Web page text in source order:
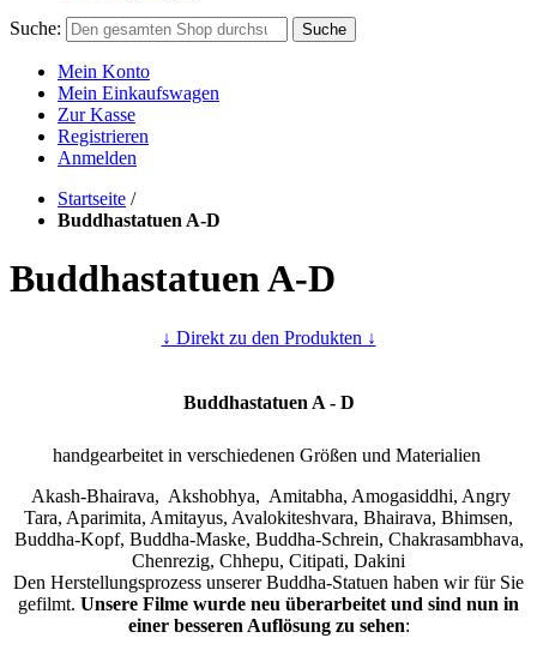
Suche: Suche
Mein Konto
Mein Einkaufswagen
Zur Kasse
Registrieren
Anmelden
Startseite /
Buddhastatuen A-D
Buddhastatuen A-D
↓ Direkt zu den Produkten ↓
Buddhastatuen A - D
handgearbeitet in verschiedenen Größen und Materialien
Akash-Bhairava, Akshobhya, Amitabha, Amogasiddhi, Angry
Tara, Aparimita, Amitayus, Avalokiteshvara, Bhairava, Bhimsen,
Buddha-Kopf, Buddha-Maske, Buddha-Schrein, Chakrasambhava,
Chenrezig, Chhepu, Citipati, Dakini
Den Herstellungsprozess unserer Buddha-Statuen haben wir für Sie
gefilmt. Unsere Filme wurde neu überarbeitet und sind nun in
einer besseren Auflösung zu sehen: